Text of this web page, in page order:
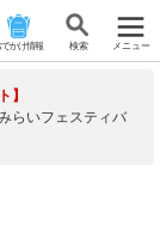
でかけ情報 検 索 メニュー
】
らいフェスティバ